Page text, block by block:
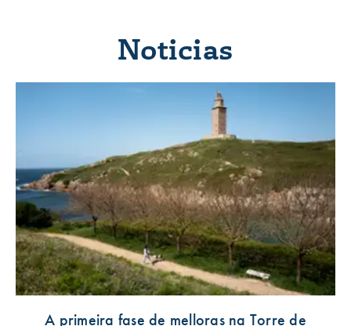
Noticias
A primeira fase de melloras na Torre de